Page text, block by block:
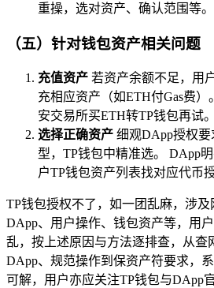
重操，选对资产、确认范围等。
（五）针对钱包资产相关问题
充值资产 若资产余额不足，用
充相应资产（如ETH付Gas费
安交易所买ETH转TP钱包再试。
选择正确资产 细观DApp授权
型，TP钱包中精准选。 DApp
户TP钱包资产列表找对应代币授
TP钱包授权不了，如一团乱麻，涉及
DApp、用户操作、钱包资产等，用
乱，按上述原因与方法逐排查，从查
DApp、规范操作到保资产符要求，
可解，用户亦应关注TP钱包与DApp